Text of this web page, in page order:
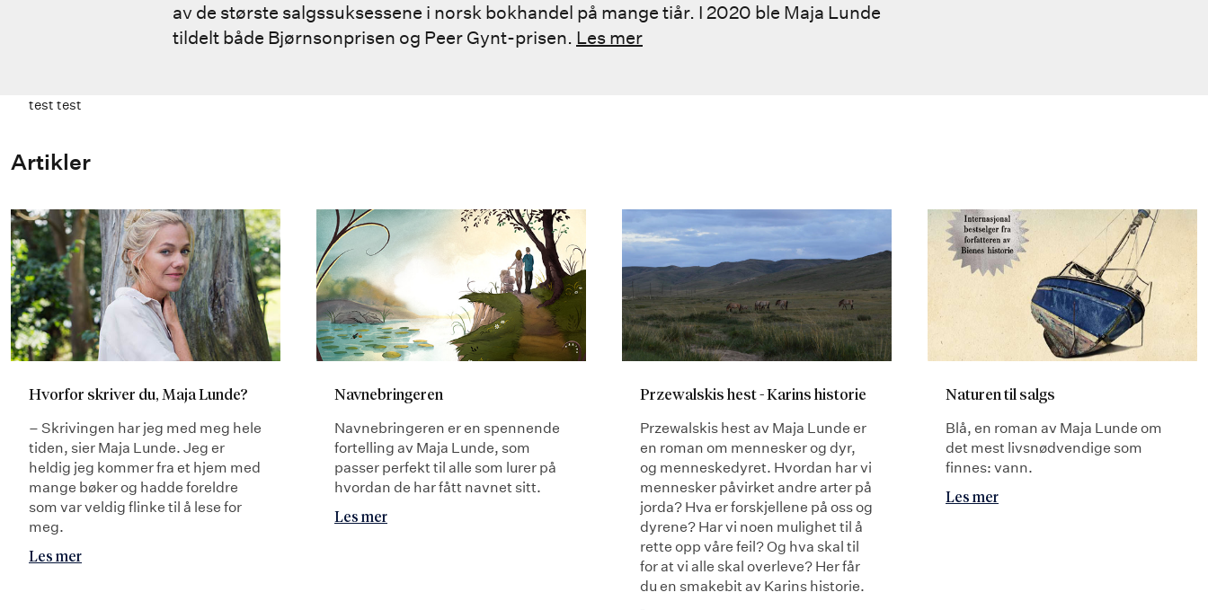
av de største salgssuksessene i norsk bokhandel på mange tiår. I 2020 ble Maja Lunde
tildelt både Bjørnsonprisen og Peer Gynt-prisen. Les mer
test test
Artikler
Hvorfor skriver du, Maja Lunde?
– Skrivingen har jeg med meg hele
tiden, sier Maja Lunde. Jeg er
heldig jeg kommer fra et hjem med
mange bøker og hadde foreldre
som var veldig flinke til å lese for
meg.
Les mer
Navnebringeren
Navnebringeren er en spennende
fortelling av Maja Lunde, som
passer perfekt til alle som lurer på
hvordan de har fått navnet sitt.
Les mer
Przewalskis hest - Karins historie
Przewalskis hest av Maja Lunde er
en roman om mennesker og dyr,
og menneskedyret. Hvordan har vi
mennesker påvirket andre arter på
jorda? Hva er forskjellene på oss og
dyrene? Har vi noen mulighet til å
rette opp våre feil? Og hva skal til
for at vi alle skal overleve? Her får
du en smakebit av Karins historie.
Naturen til salgs
Blå, en roman av Maja Lunde om
det mest livsnødvendige som
finnes: vann.
Les mer